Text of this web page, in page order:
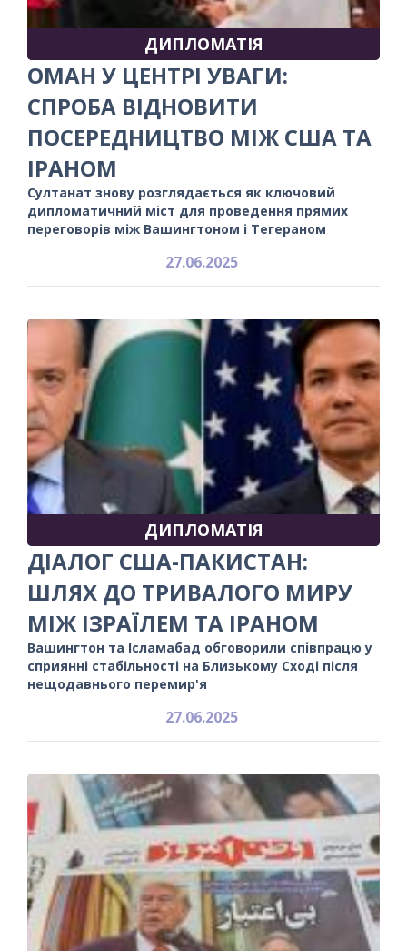
ДИПЛОМАТІЯ
ОМАН У ЦЕНТРІ УВАГИ:
СПРОБА ВІДНОВИТИ
ПОСЕРЕДНИЦТВО МІЖ США ТА
ІРАНОМ
Султанат знову розглядається як ключовий
дипломатичний міст для проведення прямих
переговорів між Вашингтоном і Тегераном
27.06.2025
ДИПЛОМАТІЯ
ДІАЛОГ США-ПАКИСТАН:
ШЛЯХ ДО ТРИВАЛОГО МИРУ
МІЖ ІЗРАЇЛЕМ ТА ІРАНОМ
Вашингтон та Ісламабад обговорили співпрацю у
сприянні стабільності на Близькому Сході після
нещодавнього перемир'я
27.06.2025